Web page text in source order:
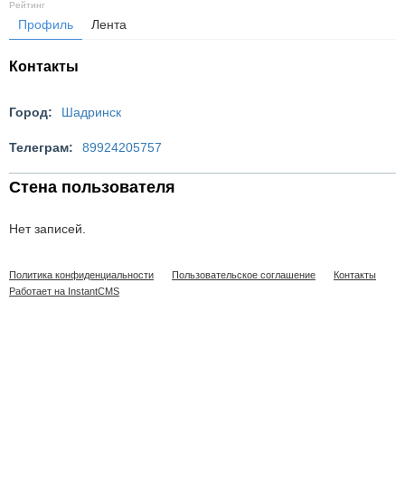
Рейтинг
Профиль Лента
Контакты
Город: Шадринск
Телеграм: 89924205757
Стена пользователя
Нет записей.
Политика конфиденциальности Пользовательское соглашение
Контакты
Работает на InstantCMS